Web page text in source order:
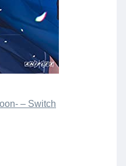
– Switch